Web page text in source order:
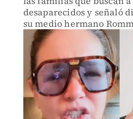
desaparecidos y señaló
su medio hermano
de 1996 que lleva casi
justicia.